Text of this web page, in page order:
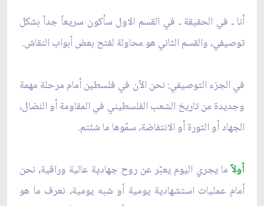
أنا ـ في الحقيقة ـ في القسم الاول سأكون سريعاً جداً بشكل
توصيفي، والقسم الثاني هو محاولة لفتح بعض أبواب النقاش.
في الجزء التوصيفي: نحن الآن في فلسطين أمام مرحلة مهمة
وجديدة من تاريخ الشعب الفلسطيني في المقاومة أو النضال،
الجهاد أو الثورة أو الانتفاضة، سمّوها ما شئتم.
أولاًما يجري اليوم يعبّر عن روح جهادية عالية وراقية، نحن
أمام عمليات استشهادية يومية أو شبه يومية، نعرف ما هو